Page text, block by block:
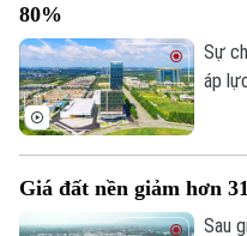
Thời sự
Hà Nội
Chính trị
Xã hội
Hà Nội
Nhịp sống Hà Nội
Người Hà Nội
Thế giới
Tin tức
Kinh tế
80%
Sự
áp
dư
phiếu
Giá đất nền giảm hơn
Sau